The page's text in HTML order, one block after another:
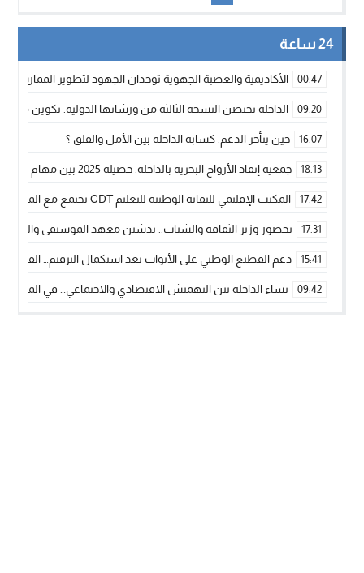
24 ساعة
00:47 الأكاديمية والعصبة الجهوية توحدان الجهود لتطوير الممارسة
09:20 الداخلة تحتضن النسخة الثالثة من ورشاتها الدولية: تكوين
16:07 حين يتأخر الدعم: كسابة الداخلة بين الأمل والقلق ؟
18:13 جمعية إنقاذ الأرواح البحرية بالداخلة: حصيلة 2025 بين مهام الإنقاذ ومشروع “دار البحار”
17:42 المكتب الإقليمي للنقابة الوطنية للتعليم CDT يجتمع مع المدير الإقليمي لمناقشة ملفات جوهرية لنساء ورجال التعليم
17:31 بحضور وزير الثقافة والشباب.. تدشين معهد الموسيقى والفنون
15:41 دعم القطيع الوطني على الأبواب بعد استكمال الترقيم…
09:42 نساء الداخلة بين التهميش الاقتصادي والاجتماعي… في المؤسسات